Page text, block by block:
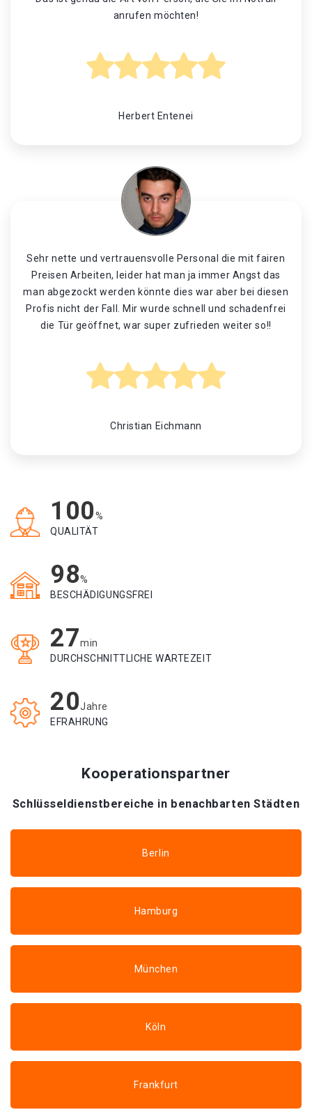
anrufen möchten!
Herbert Entenei
Sehr nette und vertrauensvolle Personal die mit fairen
Preisen Arbeiten, leider hat man ja immer Angst das
man abgezockt werden könnte dies war aber bei diesen
Profis nicht der Fall. Mir wurde schnell und schadenfrei
die Tür geöffnet, war super zufrieden weiter so!!
Christian Eichmann
100%
QUALITÄT
98%
BESCHÄDIGUNGSFREI
27min
DURCHSCHNITTLICHE WARTEZEIT
20Jahre
EFRAHRUNG
Kooperationspartner
Schlüsseldienstbereiche in benachbarten Städten
Berlin
Hamburg
München
Köln
Frankfurt